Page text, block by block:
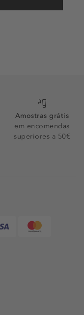
Amostras grátis
em encomendas
superiores a 50€